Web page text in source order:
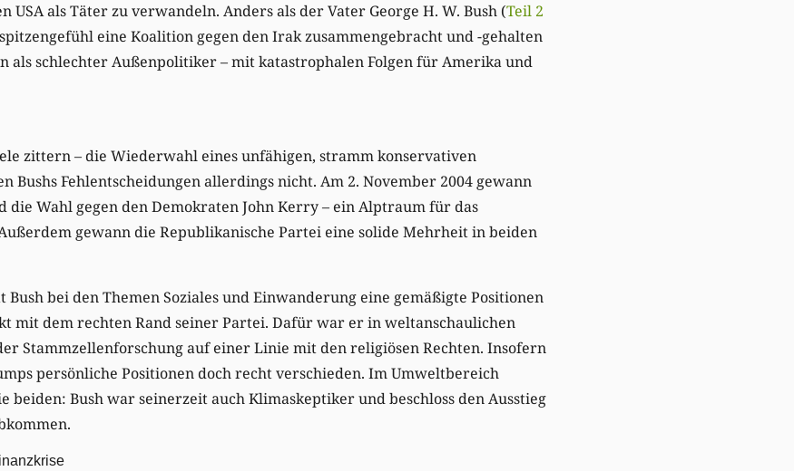
USA als Täter zu verwandeln. Anders als der Vater George H. W. Bush (Teil 2
eine Koalition gegen den Irak zusammengebracht und -gehalten
als schlechter Außenpolitiker – mit katastrophalen Folgen für Amerika und
zittern – die Wiederwahl eines unfähigen, stramm konservativen
Bushs Fehlentscheidungen allerdings nicht. Am 2. November 2004 gewann
die Wahl gegen den Demokraten John Kerry – ein Alptraum für das
gewann die Republikanische Partei eine solide Mehrheit in beiden
bei den Themen Soziales und Einwanderung eine gemäßigte Positionen
mit dem rechten Rand seiner Partei. Dafür war er in weltanschaulichen
Stammzellenforschung auf einer Linie mit den religiösen Rechten. Insofern
persönliche Positionen doch recht verschieden. Im Umweltbereich
beiden: Bush war seinerzeit auch Klimaskeptiker und beschloss den Ausstieg